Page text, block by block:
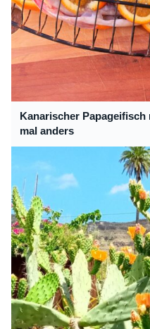
Kanarischer
mal anders